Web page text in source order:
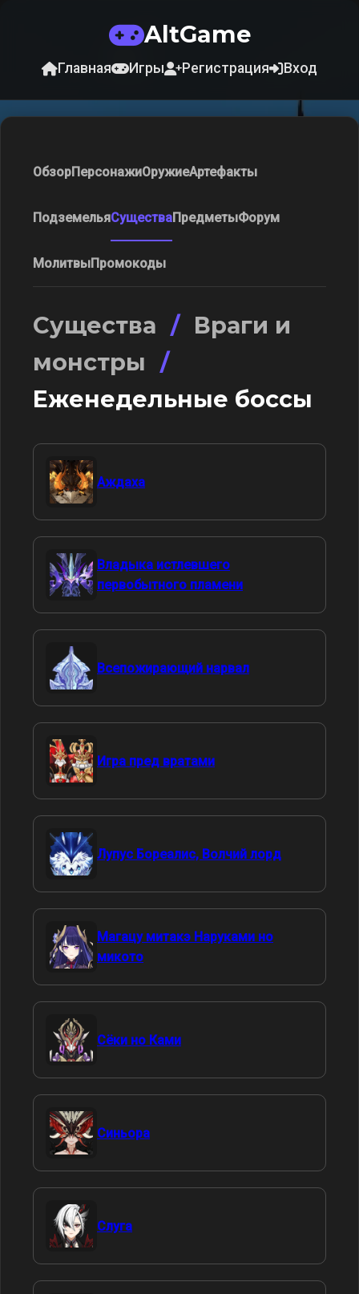
AltGame
Главная Игры Регистрация Вход
ОбзорПерсонажиОружиеАртефакты
ПодземельяСуществаПредметыФорум
МолитвыПромокоды
Существа / Враги и
монстры /
Еженедельные боссы
Аждаха
Владыка истлевшего
первобытного пламени
Всепожирающий нарвал
Игра пред вратами
Лупус Бореалис, Волчий лорд
Магацу митакэ Наруками но
микото
Сёки но Ками
Синьора
Слуга